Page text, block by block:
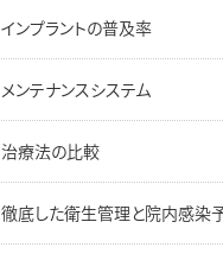
インプラントの普及率
メンテナンスシステム
治療法の比較
徹底した衛生管理と院内感染